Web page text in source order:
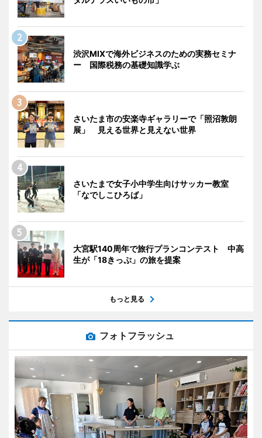
渋沢MIXで海外ビジネスのための実務セミナ
ー 国際税務の基礎知識学ぶ
さいたま市の安楽寺ギャラリーで「照沼敦朗
展」 見える世界と見えない世界
さいたまで女子小中学生向けサッカー教室
「なでしこひろば」
大宮駅140周年で旅行プランコンテスト 中高
生が「18きっぷ」の旅を提案
もっと見る
フォトフラッシュ